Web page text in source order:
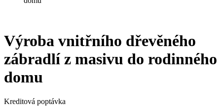
Výroba vnitřního dřevěného
zábradlí z masivu do rodinného
domu
Kreditová poptávka